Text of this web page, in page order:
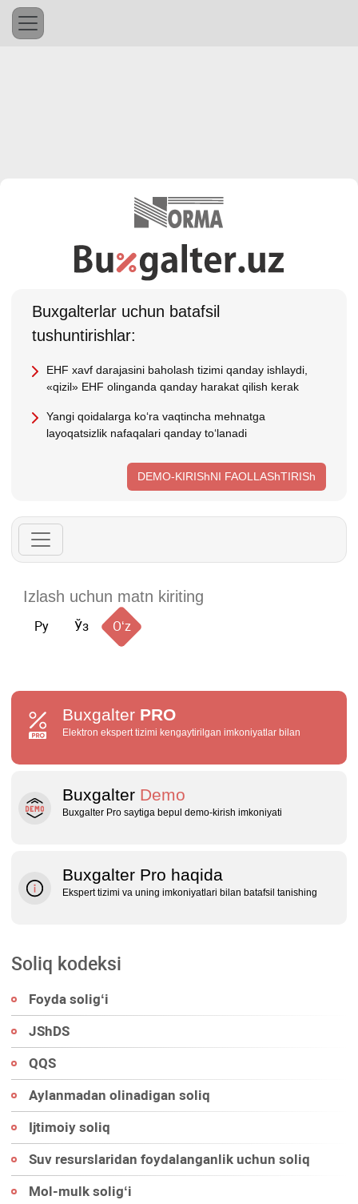
Buхgalterlar uchun batafsil
tushuntirishlar:
EHF хavf darajasini baholash tizimi qanday ishlaydi,
«qizil» EHF olinganda qanday harakat qilish kerak
Yangi qoidalarga koʻra vaqtincha mehnatga
layoqatsizlik nafaqalari qanday toʻlanadi
DEMO-KIRIShNI FAOLLAShTIRISh
Ру Ўз Oʻz
Buxgalter PRO
Elektron ekspert tizimi kengaytirilgan imkoniyatlar bilan
Buxgalter Demo
Buxgalter Pro saytiga bepul demo‑kirish imkoniyati
Buxgalter Pro haqida
Ekspert tizimi va uning imkoniyatlari bilan batafsil tanishing
Soliq kodeksi
Foyda soligʻi
JShDS
QQS
Aylanmadan olinadigan soliq
Ijtimoiy soliq
Suv resurslaridan foydalanganlik uchun soliq
Mol-mulk soligʻi